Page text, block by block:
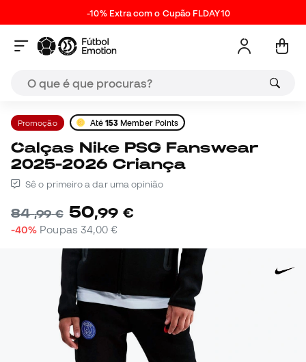
-10% Extra com o Cupão FLDAY10
Promoção Até 153 Member Points
Calças Nike PSG Fanswear
2025-2026 Criança
Sê o primeiro a dar uma opinião
84,99 € 50,99 €
-40% Poupas 34,00 €